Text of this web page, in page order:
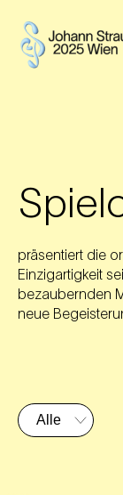
präsentiert die
Einzigartigkeit
bezaubernden
neue